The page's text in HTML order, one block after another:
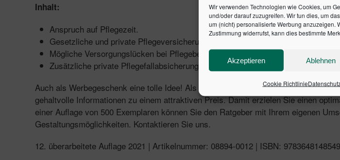
Wir verwenden Technologien wie Cookies, um
und/oder darauf zuzugreifen. Wir tun dies, um
um (nicht) personalisierte Werbung anzuzeigen.
Zustimmung widerrufst, kann dies bestimmte
Akzeptieren Ablehnen
Cookie Richtlinie
Inhalt:
Anspruch auf Pflegezeit.
Gesetzliche und private Pflegeversicherung.
Mögliche Versorgungslücken bei Pflegebedürftigkeit.
Zusätzliche private Pflegefallabsicherung.
Auch als Werbegeschenk eine tolle Idee! Als Präsent zur Weitergabe an Ihre
gehaltvolle Informationen zu einem attraktiven Preis. Damit erzielen Sie einen
einer Auflage von 500 Exemplaren können Sie den Ratgeber mit Ihrem eigenen
Gestaltungsmöglichkeiten. Kontaktieren Sie uns.
12. überarbeitete Auflage 2021 | Artikelnummer: 08894-0012 | ISBN: 9783648148549